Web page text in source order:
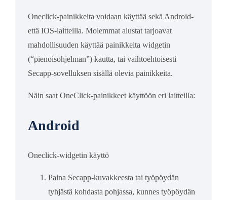
Oneclick-painikkeita voidaan käyttää sekä Android-
että IOS-laitteilla. Molemmat alustat tarjoavat
mahdollisuuden käyttää painikkeita widgetin
(“pienoisohjelman”) kautta, tai vaihtoehtoisesti
Secapp-sovelluksen sisällä olevia painikkeita.
Näin saat OneClick-painikkeet käyttöön eri laitteilla:
Android
Oneclick-widgetin käyttö
Paina Secapp-kuvakkeesta tai työpöydän
tyhjästä kohdasta pohjassa, kunnes työpöydän